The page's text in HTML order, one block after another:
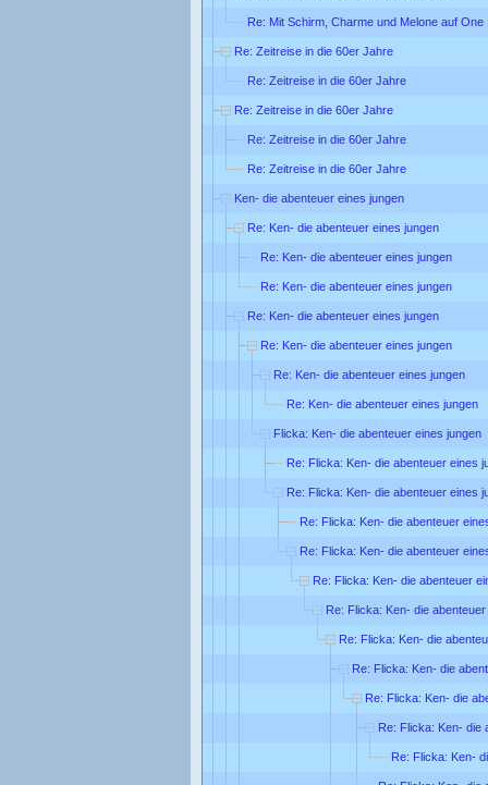
Re: Mit Schirm, Charme und Melone auf One
Re: Zeitreise in die 60er Jahre
Re: Zeitreise in die 60er Jahre
Re: Zeitreise in die 60er Jahre
Re: Zeitreise in die 60er Jahre
Re: Zeitreise in die 60er Jahre
Ken- die abenteuer eines jungen
Re: Ken- die abenteuer eines jungen
Re: Ken- die abenteuer eines jungen
Re: Ken- die abenteuer eines jungen
Re: Ken- die abenteuer eines jungen
Re: Ken- die abenteuer eines jungen
Re: Ken- die abenteuer eines jungen
Re: Ken- die abenteuer eines jungen
Flicka: Ken- die abenteuer eines jungen
Re: Flicka: Ken- die abenteuer eines
Re: Flicka: Ken- die abenteuer eines
Re: Flicka: Ken- die abenteuer
Re: Flicka: Ken- die abenteuer
Re: Flicka: Ken- die abenteuer
Re: Flicka: Ken- die
Re: Flicka: Ken- die
Re: Flicka: Ken- die
Re: Flicka: Ken- die
Re: Flicka: Ken- die
Re: Flicka: Ken-